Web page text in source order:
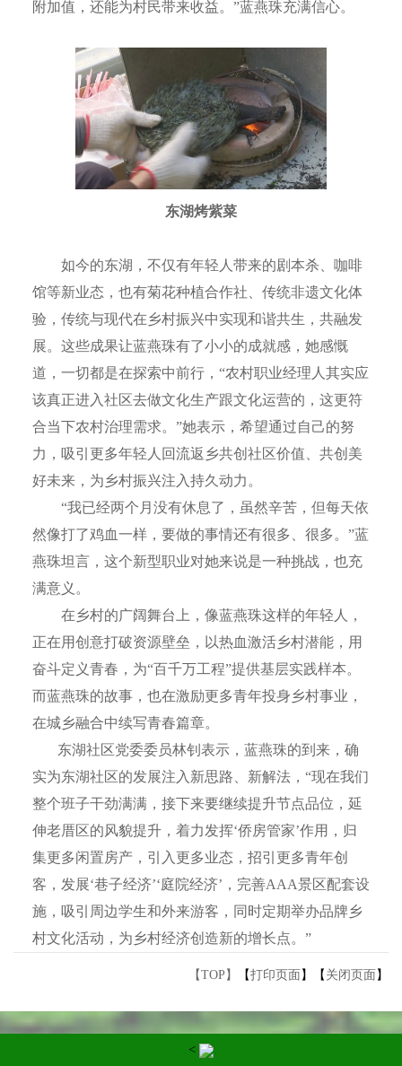
附加值，还能为村民带来收益。”蓝燕珠充满信心。
东湖烤紫菜
如今的东湖，不仅有年轻人带来的剧本杀、咖啡
馆等新业态，也有菊花种植合作社、传统非遗文化体
验，传统与现代在乡村振兴中实现和谐共生，共融发
展。这些成果让蓝燕珠有了小小的成就感，她感慨
道，一切都是在探索中前行，“农村职业经理人其实应
该真正进入社区去做文化生产跟文化运营的，这更符
合当下农村治理需求。”她表示，希望通过自己的努
力，吸引更多年轻人回流返乡共创社区价值、共创美
好未来，为乡村振兴注入持久动力。
“我已经两个月没有休息了，虽然辛苦，但每天依
然像打了鸡血一样，要做的事情还有很多、很多。”蓝
燕珠坦言，这个新型职业对她来说是一种挑战，也充
满意义。
在乡村的广阔舞台上，像蓝燕珠这样的年轻人，
正在用创意打破资源壁垒，以热血激活乡村潜能，用
奋斗定义青春，为“百千万工程”提供基层实践样本。
而蓝燕珠的故事，也在激励更多青年投身乡村事业，
在城乡融合中续写青春篇章。
东湖社区党委委员林钊表示，蓝燕珠的到来，确
实为东湖社区的发展注入新思路、新解法，“现在我们
整个班子干劲满满，接下来要继续提升节点品位，延
伸老厝区的风貌提升，着力发挥‘侨房管家’作用，归
集更多闲置房产，引入更多业态，招引更多青年创
客，发展‘巷子经济’‘庭院经济’，完善AAA景区配套设
施，吸引周边学生和外来游客，同时定期举办品牌乡
村文化活动，为乡村经济创造新的增长点。”
【TOP】 【打印页面 】【 关闭页面 】
<